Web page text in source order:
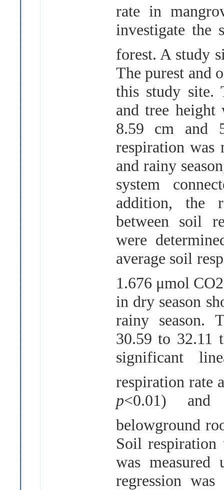
rate in
investigate the
forest. A study
The purest and
this study site.
and tree height
8.59 cm and
respiration
and rainy
system
addition, the
between soil
were
average soil
1.676 μmol
in dry season
rainy season.
30.59 to 32.11
significant
respiration rate
p<0.01) and
belowground
Soil respiration
was
regression